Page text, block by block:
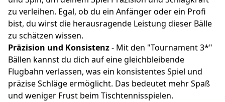
zu verleihen. Egal, ob du ein Anfänger oder ein Profi
bist, du wirst die herausragende Leistung dieser Bälle
zu schätzen wissen.
Präzision und Konsistenz- Mit den "Tournament 3*"
Bällen kannst du dich auf eine gleichbleibende
Flugbahn verlassen, was ein konsistentes Spiel und
präzise Schläge ermöglicht. Das bedeutet mehr Spaß
und weniger Frust beim Tischtennisspielen.